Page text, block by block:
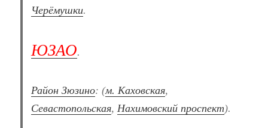
Черёмушки.
ЮЗАО.
Район Зюзино: (м. Каховская,
Севастопольская, Нахимовский проспект).